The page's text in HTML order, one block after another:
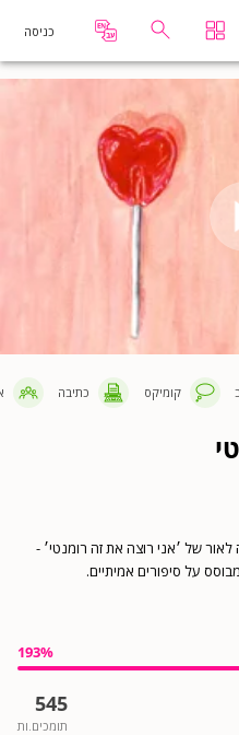
כניסה
קומיקס כתיבה
של ׳אני רוצה את זה רומנטי׳ -
על סיפורים אמיתיים.
193%
545
תומכים.ות